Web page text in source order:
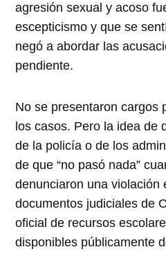
agresión sexual y acoso
escepticismo y que se
negó a abordar las
pendiente.
No se presentaron cargos
los casos. Pero la idea de
de la policía o de los
de que “no pasó nada”
denunciaron una violación
documentos judiciales de
oficial de recursos
disponibles públicamente